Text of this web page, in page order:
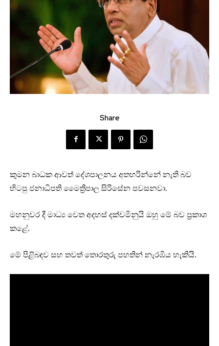
Share
කුමන බාධක ආවත් දේශපාලනය අතහරින්නේ නැති බව
හිටපු ජනාධිපති මෛත්‍රීපාල සිරිසේන පවසනවා.
මහනුවර දී මාධ්‍ය වෙත අදහස් දක්වමිනුයි ඔහු මේ බව ප්‍රකාශ
කළේ.
මේ පිළිබඳව සහ තවත් තොරතුරු පහතින් නැරඹිය හැකියි.